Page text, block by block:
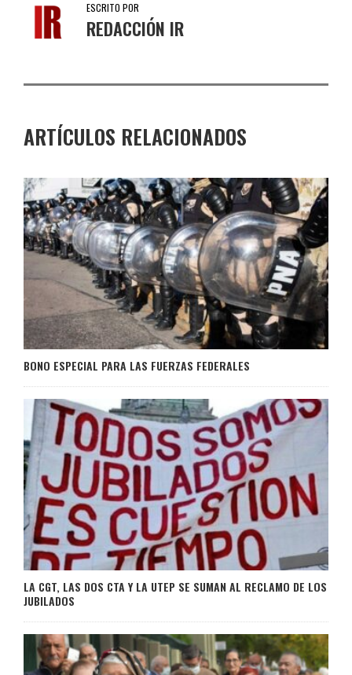
ESCRITO POR
REDACCIÓN IR
ARTÍCULOS RELACIONADOS
BONO ESPECIAL PARA LAS FUERZAS FEDERALES
LA CGT, LAS DOS CTA Y LA UTEP SE SUMAN AL RECLAMO DE LOS
JUBILADOS